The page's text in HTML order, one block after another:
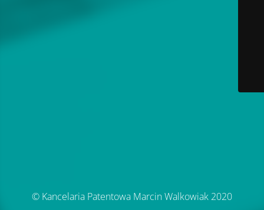
© Kancelaria Patentowa Marcin Walkowiak 2020